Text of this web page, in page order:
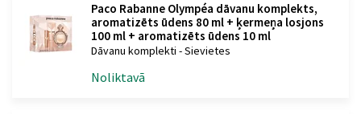
Paco Rabanne Olympéa dāvanu komplekts,
aromatizēts ūdens 80 ml + ķermeņa losjons
100 ml + aromatizēts ūdens 10 ml
Dāvanu komplekti - Sievietes
Noliktavā